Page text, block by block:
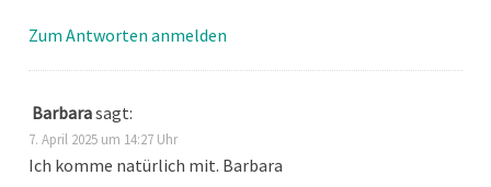
Zum Antworten anmelden
Barbarasagt:
7. April 2025 um 14:27 Uhr
Ich komme natürlich mit. Barbara